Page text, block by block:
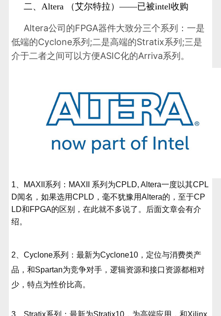
二、Altera （艾尔特拉）——已被intel收购
Altera公司的FPGA器件大致分三个系列：一是
低端的Cyclone系列;二是高端的Stratix系列;三是
介于二者之间可以方便ASIC化的Arriva系列。
1、MAXII系列：MAXII 系列为CPLD, Altera一度以其CPL
D闻名，如果选用CPLD，毫不犹豫用Altera的，至于CP
LD和FPGA的区别，在此就不多说了。后面文章会有介
绍。
2、Cyclone系列：最新为Cyclone10，定位与消费类产
品，和Spartan为竞争对手，逻辑资源和接口资源都相对
少，特点为性价比高。